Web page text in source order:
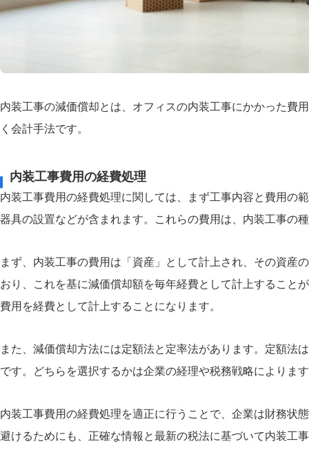
内装工事の減価償却とは、オフィスの内装工事にかかった費
く会計手法です。
内装工事費用の経費処理
内装工事費用の経費処理に関しては、まず工事内容と費用の
器具の設置などが含まれます。これらの費用は、内装工事の
まず、内装工事の費用は「資産」として計上され、その資
おり、これを基に減価償却額を毎年経費として計上すること
費用を経費として計上することになります。
また、減価償却方法には定額法と定率法があります。定額
です。どちらを選択するかは企業の経理や税務戦略によりま
内装工事費用の経費処理を適正に行うことで、企業は財務状
避けるためにも、正確な情報と最新の税法に基づいて内装工